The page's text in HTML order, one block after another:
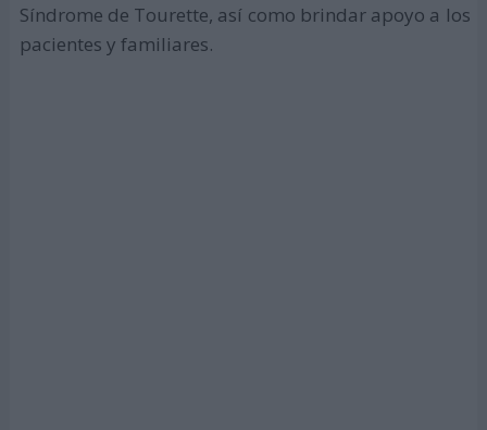
Síndrome de Tourette, así como brindar apoyo a los
pacientes y familiares.